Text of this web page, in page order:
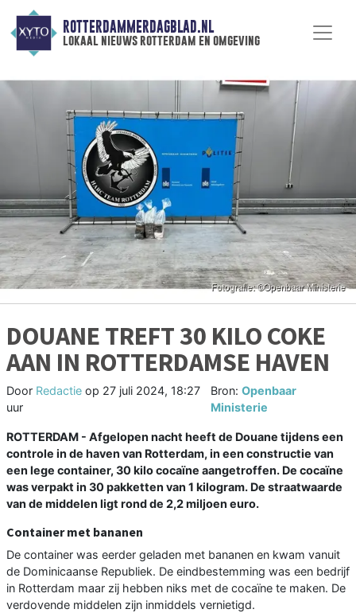
ROTTERDAMMERDAGBLAD.NL
lokaal nieuws rotterdam en omgeving
DOUANE TREFT 30 KILO COKE
AAN IN ROTTERDAMSE HAVEN
Door Redactie op 27 juli 2024, 18:27
uur
Bron:Openbaar
Ministerie
ROTTERDAM - Afgelopen nacht heeft de Douane tijdens een
controle in de haven van Rotterdam, in een constructie van
een lege container, 30 kilo cocaïne aangetroffen. De cocaïne
was verpakt in 30 pakketten van 1 kilogram. De straatwaarde
van de middelen ligt rond de 2,2 miljoen euro.
Container met bananen
De container was eerder geladen met bananen en kwam vanuit
de Dominicaanse Republiek. De eindbestemming was een bedrijf
in Rotterdam maar zij hebben niks met de cocaïne te maken. De
verdovende middelen zijn inmiddels vernietigd.